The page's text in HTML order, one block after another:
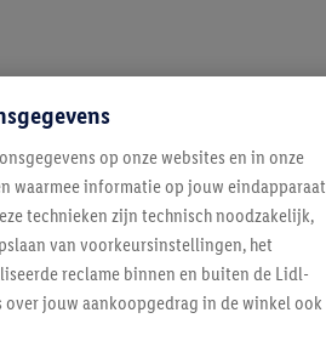
op onze websites en in onze
waarmee informatie op jouw eindapparaat
technieken zijn technisch noodzakelijk,
van voorkeursinstellingen, het
reclame binnen en buiten de Lidl-
jouw aankoopgedrag in de winkel ook